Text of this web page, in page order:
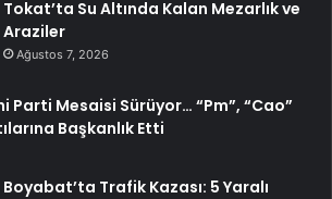
Tokat’ta Su Altında Kalan Mezarlık ve
Araziler
Ağustos 7, 2026
Parti Mesaisi Sürüyor… “Pm”, “Cao”
Başkanlık Etti
Boyabat’ta Trafik Kazası: 5 Yaralı